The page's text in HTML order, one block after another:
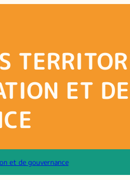
ET DE
et de gouvernance